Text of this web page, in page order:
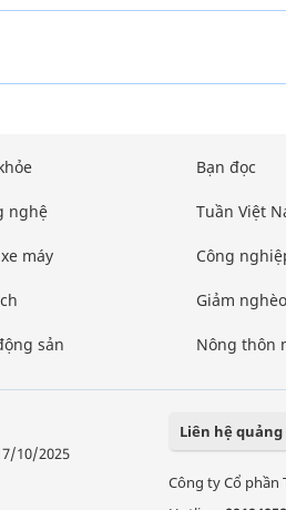
nghệ
máy
sản
Bạn đọc
Tuần Việt
Công
Giảm
Nông thôn
10/2025
Liên hệ quảng
Công ty Cổ